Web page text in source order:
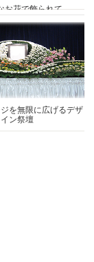
お花で飾られて
を無限に広げるデザ
イン祭壇